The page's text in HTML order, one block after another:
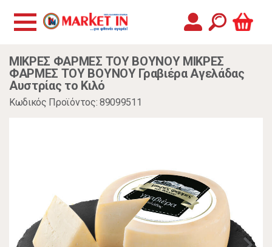
ΜΙΚΡΕΣ ΦΑΡΜΕΣ ΤΟΥ ΒΟΥΝΟΥ ΜΙΚΡΕΣ
ΦΑΡΜΕΣ ΤΟΥ ΒΟΥΝΟΥ Γραβιέρα Αγελάδας
Αυστρίας το Κιλό
Κωδικός Προϊόντος: 89099511